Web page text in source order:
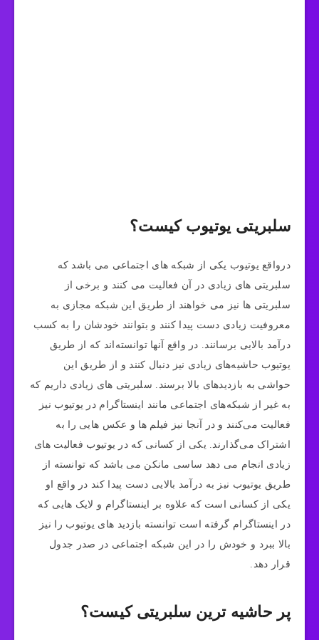
سلبریتی یوتیوب کیست؟
درواقع یوتیوب یکی از شبکه‌ های اجتماعی می‌ باشد که
سلبریتی های زیادی در آن فعالیت می‌ کنند و برخی از
سلبریتی ها نیز می خواهند از طریق این شبکه مجازی به
معروفیت زیادی دست پیدا کنند و بتوانند خودشان را به کسب
درآمد بالایی برسانند. در واقع آنها توانسته‌اند که از طریق
یوتیوب حاشیه‌های زیادی نیز دنبال کنند و از طریق این
حواشی به بازدیدهای بالا برسند. سلبریتی های زیادی داریم که
به غیر از شبکه‌های اجتماعی مانند اینستاگرام در یوتیوب نیز
فعالیت می‌کنند و در آنجا نیز فیلم ها و عکس هایی را به
اشتراک می‌گذارند. یکی از کسانی که در یوتیوب فعالیت های
زیادی انجام می دهد ساسی مانکن می باشد که توانسته از
طریق یوتیوب نیز به درآمد بالایی دست پیدا کند در واقع او
یکی از کسانی است که علاوه بر اینستاگرام و لایک هایی که
در اینستاگرام گرفته است توانسته بازدید های یوتیوب را نیز
بالا ببرد و خودش را در این شبکه اجتماعی در صدر جدول
قرار دهد.
پر حاشیه ترین سلبریتی کیست؟